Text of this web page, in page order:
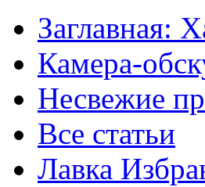
Заглавная:
Камера-
Несвежие
Все статьи
Лавка